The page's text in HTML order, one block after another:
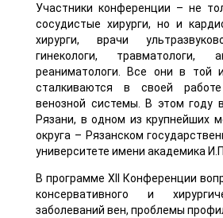
Участники конференции – не
сосудистые хирурги, но и
хирурги, врачи
гинекологи, травматологи,
реаниматологи. Все они в той
сталкиваются в своей
венозной системы. В этом году
Рязани, в одном из крупнейших
округа – Рязанском
университете имени академика
В программе XII Конференции
консервативного и
заболеваний вен, проблемы